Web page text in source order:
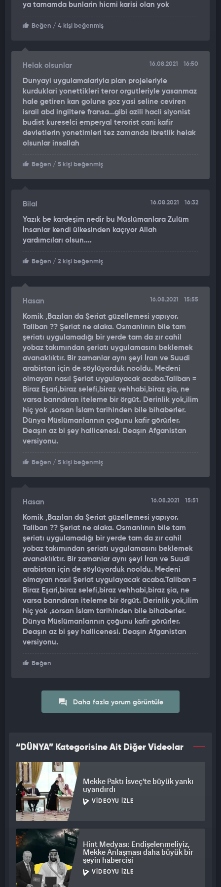
salonundaki kişilerin uçaklara doğru koşmaya başladığını ve
çaresiz olduğunu ifade eden görgü tanığı, güvenlik güçlerinin
ateş açtığını belirtti.
ya tamamda bunlarin hicmi karisi olan yok
Beğen / 4 kişi beğenmiş
Helak olsunlar 16.08.2021 16:50
Dunyayi uygulamalariyla plan projeleriyle
kurduklari yonettikleri teror orgutleriyle yasanmaz
hale getiren kan golune goz yasi seline ceviren
israil abd ingiltere fransa...gibi azili hacli siyonist
budist kureselci emperyal terorist cani kafir
devletlerin yonetimleri tez zamanda ibretlik helak
olsunlar insallah
Beğen / 5 kişi beğenmiş
Bilal 16.08.2021 16:32
Yazık be kardeşim nedir bu Müslümanlara Zulüm
İnsanlar kendi ülkesinden kaçıyor Allah
yardımcıları olsun....
Beğen / 2 kişi beğenmiş
Hasan 16.08.2021 15:55
Komik ,Bazıları da Şeriat güzellemesi yapıyor.
Taliban ?? Şeriat ne alaka. Osmanlının bile tam
şeriatı uygulamadığı bir yerde tam da zır cahil
yobaz takımından şeriatı uygulamasını beklemek
avanaklıktır. Bir zamanlar aynı şeyi İran ve Suudi
arabistan için de söylüyorduk nooldu. Medeni
olmayan nasıl Şeriat uygulayacak acaba.Taliban =
Biraz Eşari,biraz selefi,biraz vehhabi,biraz şia, ne
varsa barındıran iteleme bir örgüt. Derinlik yok,ilim
hiç yok ,sorsan İslam tarihinden bile bihaberler.
Dünya Müslümanlarının çoğunu kafir görürler.
Deaşın az bi şey hallicenesi. Deaşın Afganistan
versiyonu.
Beğen / 5 kişi beğenmiş
Hasan 16.08.2021 15:51
Komik ,Bazıları da Şeriat güzellemesi yapıyor.
Taliban ?? Şeriat ne alaka. Osmanlının bile tam
şeriatı uygulamadığı bir yerde tam da zır cahil
yobaz takımından şeriatı uygulamasını beklemek
avanaklıktır. Bir zamanlar aynı şeyi İran ve Suudi
arabistan için de söylüyorduk nooldu. Medeni
olmayan nasıl Şeriat uygulayacak acaba.Taliban =
Biraz Eşari,biraz selefi,biraz vehhabi,biraz şia, ne
varsa barındıran iteleme bir örgüt. Derinlik yok,ilim
hiç yok ,sorsan İslam tarihinden bile bihaberler.
Dünya Müslümanlarının çoğunu kafir görürler.
Deaşın az bi şey hallicenesi. Deaşın Afganistan
versiyonu.
Beğen
Daha fazla yorum görüntüle
“DÜNYA” Kategorisine Ait Diğer Videolar
Mekke Paktı İsveç'te büyük yankı
uyandırdı
VIDEOYU İZLE
Hint Medyası: Endişelenmeliyiz,
Mekke Anlaşması daha büyük bir
şeyin habercisi
VIDEOYU İZLE